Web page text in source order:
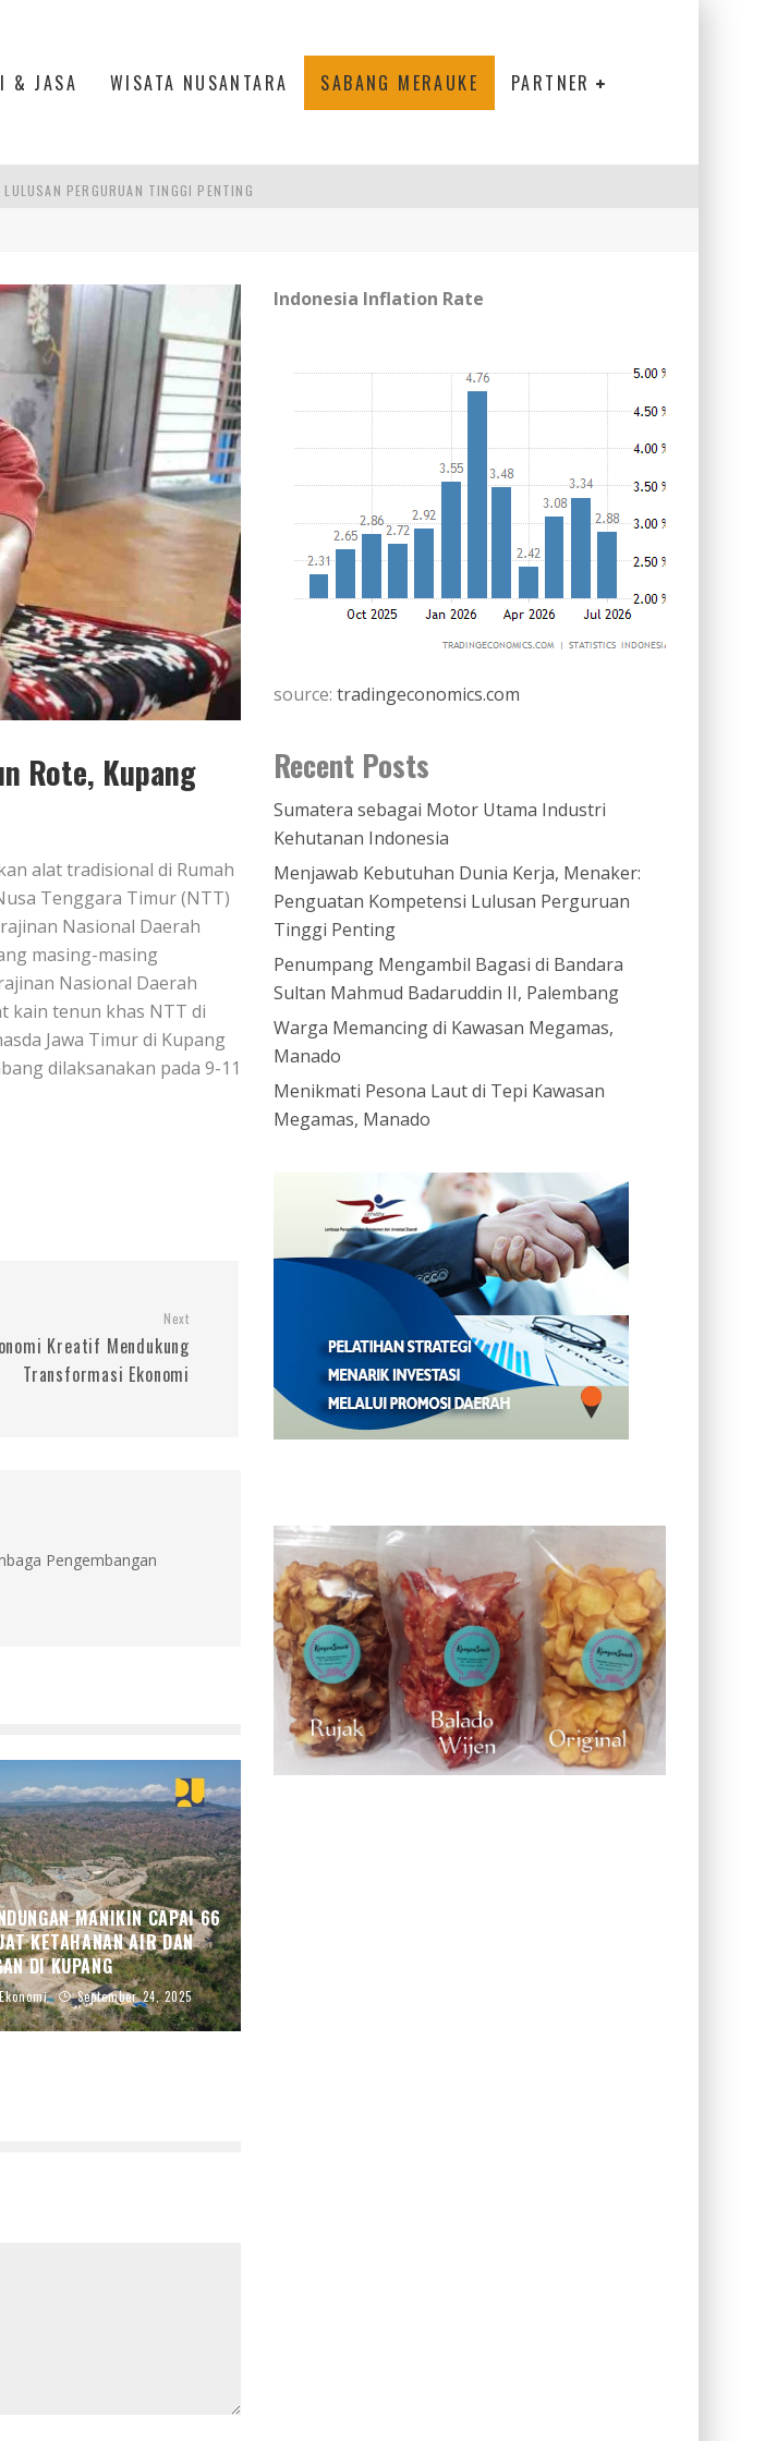
& JASA WISATA NUSANTARA SABANG MERAUKE PARTNER
PERGURUAN TINGGI PENTING
II, PALEMBANG
Rote, Kupang
alat tradisional di Rumah
Tenggara Timur (NTT)
Nasional Daerah
masing-masing
Nasional Daerah
kain tenun khas NTT di
Jawa Timur di Kupang
dilaksanakan pada 9-11
Next
Kreatif Mendukung
Transformasi Ekonomi
Pengembangan
MANIKIN CAPAI 66
KETAHANAN AIR DAN
DI KUPANG
September 24, 2025
Indonesia Inflation Rate
source: tradingeconomics.com
Recent Posts
Sumatera sebagai Motor Utama Industri
Kehutanan Indonesia
Menjawab Kebutuhan Dunia Kerja, Menaker:
Penguatan Kompetensi Lulusan Perguruan
Tinggi Penting
Penumpang Mengambil Bagasi di Bandara
Sultan Mahmud Badaruddin II, Palembang
Warga Memancing di Kawasan Megamas,
Manado
Menikmati Pesona Laut di Tepi Kawasan
Megamas, Manado